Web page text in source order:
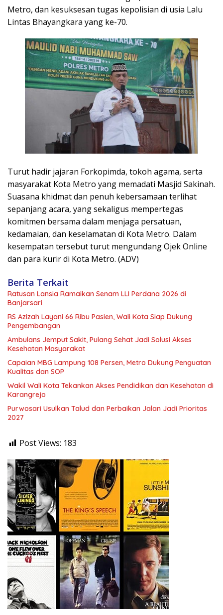
Metro, dan kesuksesan tugas kepolisian di usia Lalu
Lintas Bhayangkara yang ke-70.
Turut hadir jajaran Forkopimda, tokoh agama, serta
masyarakat Kota Metro yang memadati Masjid Sakinah.
Suasana khidmat dan penuh kebersamaan terlihat
sepanjang acara, yang sekaligus mempertegas
komitmen bersama dalam menjaga persatuan,
kedamaian, dan keselamatan di Kota Metro. Dalam
kesempatan tersebut turut mengundang Ojek Online
dan para kurir di Kota Metro. (ADV)
Berita Terkait
Ratusan Lansia Ramaikan Senam LLI Perdana 2026 di
Banjarsari
RS Azizah Layani 66 Ribu Pasien, Wali Kota Siap Dukung
Pengembangan
Ambulans Jemput Sakit, Pulang Sehat Jadi Solusi Akses
Kesehatan Masyarakat
Capaian MBG Lampung 108 Persen, Metro Dukung Penguatan
Kualitas dan SOP
Wakil Wali Kota Tekankan Akses Pendidikan dan Kesehatan di
Karangrejo
Purwosari Usulkan Talud dan Perbaikan Jalan Jadi Prioritas
2027
Post Views: 183